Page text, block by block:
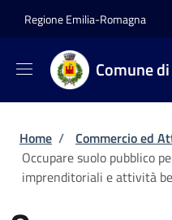
Regione Emilia-Romagna
Comune
Briciole di
Home / Commercio ed
Occupare suolo pubblico
imprenditoriali e attività